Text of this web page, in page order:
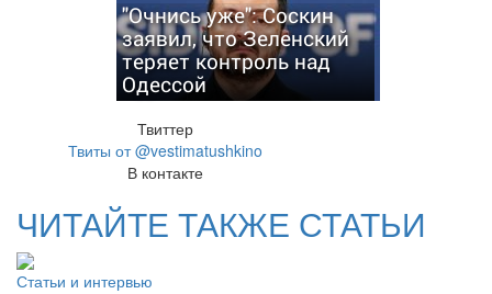
"Очнись уже": Соскин
заявил, что Зеленский
теряет контроль над
Одессой
Твиттер
Твиты от @vestimatushkino
В контакте
ЧИТАЙТЕ ТАКЖЕ СТАТЬИ
Статьи и интервью